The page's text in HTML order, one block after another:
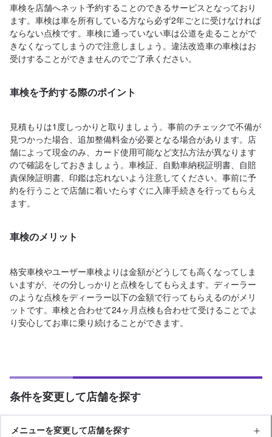
車検を店舗へネット予約することのできるサービスとなっており
ます。車検は車を所有している方なら必ず2年ごとに受けなければ
ならない点検です。車検に通っていない車は公道を走ることがで
きなくなってしまうので注意しましょう。違法改造車の車検はお
受けすることができませんのでご了承ください。
車検を予約する際のポイント
見積もりは1度しっかりと取りましょう。事前のチェックで不備が
見つかった場合、追加整備料金が必要となる場合があります。店
舗によって現金のみ、カード使用可能など支払方法が異なります
ので確認をしておきましょう。車検証、自動車納税証明書、自賠
責保険証明書、印鑑は忘れないよう注意してください。事前に予
約を行うことで店舗に着いたらすぐに入庫手続きを行ってもらえ
ます。
車検のメリット
格安車検やユーザー車検よりは金額がどうしても高くなってしま
いますが、その分しっかりと点検をしてもらえます。ディーラー
のような点検をディーラー以下の金額で行ってもらえるのがメリ
ットです。車検と合わせて24ヶ月点検も合わせて受けることでよ
り安心してお車に乗り続けることができます。
条件を変更して店舗を探す
メニューを変更して店舗を探す